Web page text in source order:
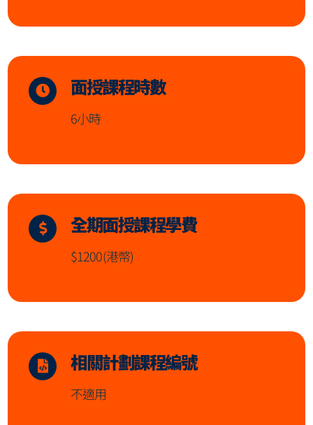
面授課程時數
6小時
全期面授課程學費
$1200(港幣)
相關計劃課程編號
不適用